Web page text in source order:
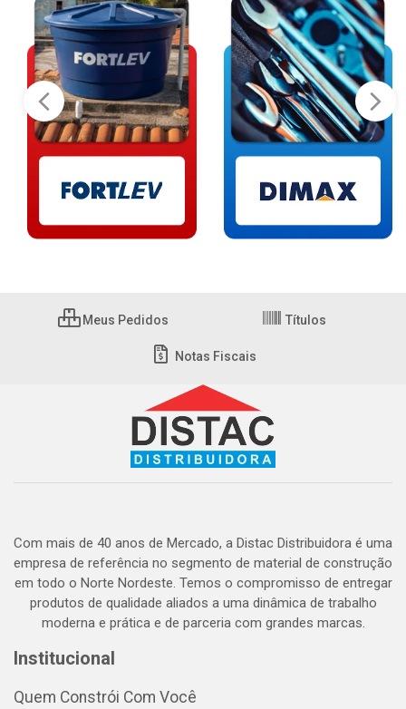
Meus Pedidos Títulos
Notas Fiscais
Com mais de 40 anos de Mercado, a Distac Distribuidora é uma
empresa de referência no segmento de material de construção
em todo o Norte Nordeste. Temos o compromisso de entregar
produtos de qualidade aliados a uma dinâmica de trabalho
moderna e prática e de parceria com grandes marcas.
Institucional
Quem Constrói Com Você